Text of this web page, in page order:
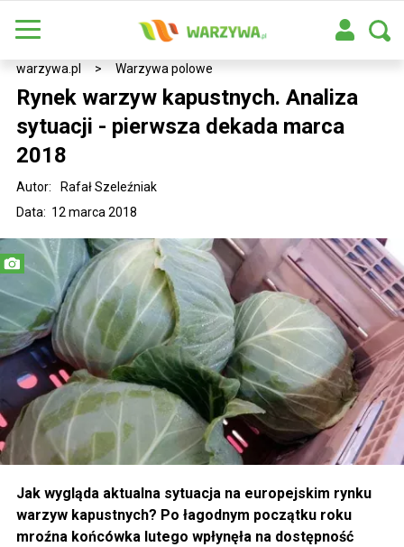
warzywa.pl > Warzywa polowe
Rynek warzyw kapustnych. Analiza
sytuacji - pierwsza dekada marca
2018
Data: 12 marca 2018
Autor: Rafał Szeleźniak
Jak wygląda aktualna sytuacja na europejskim rynku
warzyw kapustnych? Po łagodnym początku roku
mroźna końcówka lutego wpłynęła na dostępność